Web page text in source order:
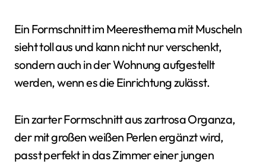
Ein Formschnitt im Meeresthema mit Muscheln
sieht toll aus und kann nicht nur verschenkt,
sondern auch in der Wohnung aufgestellt
werden, wenn es die Einrichtung zulässt.
Ein zarter Formschnitt aus zartrosa Organza,
der mit großen weißen Perlen ergänzt wird,
passt perfekt in das Zimmer einer jungen